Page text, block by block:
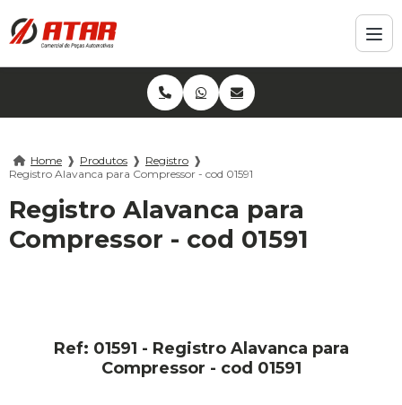
Home ❱ Produtos ❱ Registro ❱
Registro Alavanca para Compressor - cod 01591
Registro Alavanca para
Compressor - cod 01591
Ref: 01591 - Registro Alavanca para
Compressor - cod 01591